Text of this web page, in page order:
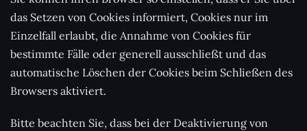
das Setzen von Cookies informiert, Cookies nur im
Einzelfall erlaubt, die Annahme von Cookies für
bestimmte Fälle oder generell ausschließt und das
automatische Löschen der Cookies beim Schließen des
Browsers aktiviert.
Bitte beachten Sie, dass bei der Deaktivierung von